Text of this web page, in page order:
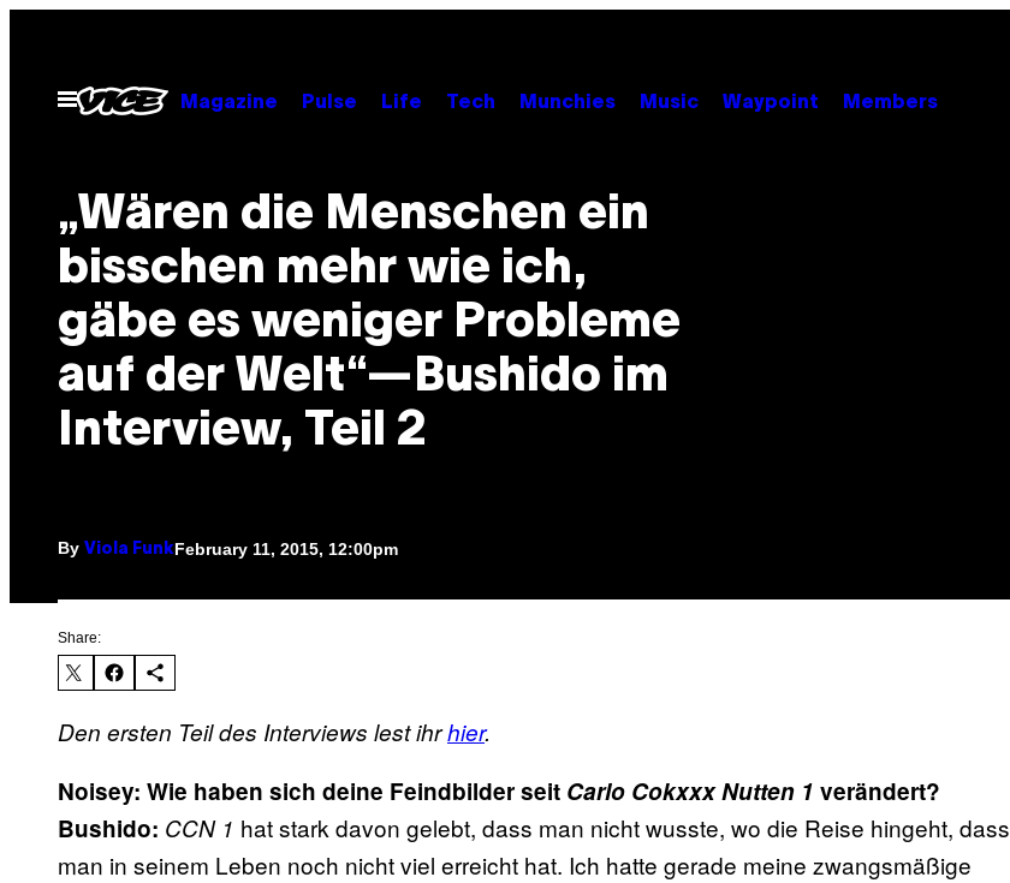
contentOpen
Menu
Magazine Pulse Life Tech Munchies Music Waypoint Members
„Wären die Menschen ein
bisschen mehr wie ich,
gäbe es weniger Probleme
auf der Welt“—Bushido im
Interview, Teil 2
By Viola FunkFebruary 11, 2015, 12:00pm
Share:
Den ersten Teil des Interviews lest ihrhier.
Noisey: Wie haben sich deine Feindbilder seit Carlo Cokxxx Nutten 1 verändert?
Bushido: CCN 1 hat stark davon gelebt, dass man nicht wusste, wo die Reise hingeht, dass
man in seinem Leben noch nicht viel erreicht hat. Ich hatte gerade meine zwangsmäßige